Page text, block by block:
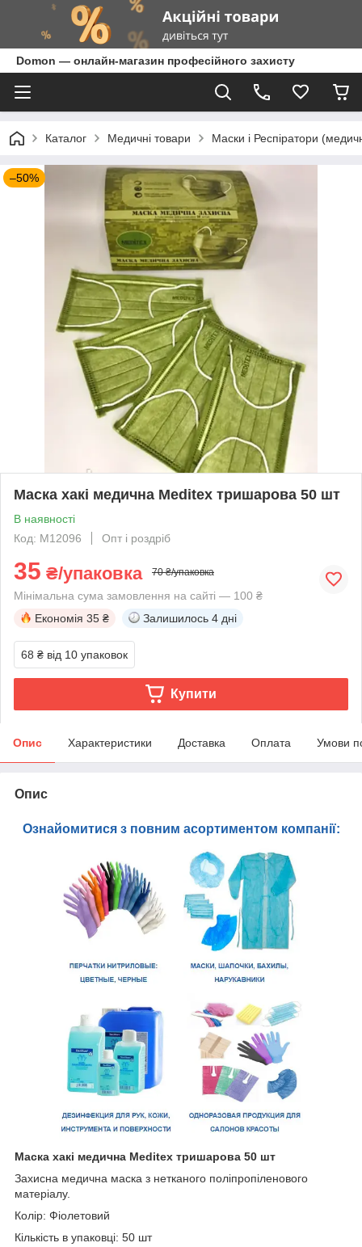
Domon — онлайн-магазин професійного захисту
Каталог Медичні товари Маски і Респіратори
–50%
Маска хакі медична Meditex тришарова 50 шт
В наявності
Код: M12096
Опт і роздріб
35 ₴/упаковка 70 ₴/упаковка
Мінімальна сума замовлення на сайті — 100 ₴
Економія 35 ₴ Залишилось 4 дні
68 ₴ від 10 упаковок
Купити
Опис Характеристики Доставка Оплата Умови
Опис
Ознайомитися з повним асортиментом компанії:
Маска хакі медична Meditex тришарова 50 шт
Захисна медична маска з нетканого поліпропіленового
матеріалу.
Колір: Фіолетовий
Кількість в упаковці: 50 шт